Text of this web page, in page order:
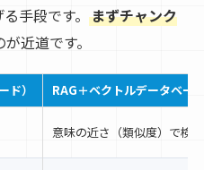
手段です。 まずチャンク
が近道です。
ド）
RAG＋ベクトルデータベース
意味の近さ（類似度）で検索